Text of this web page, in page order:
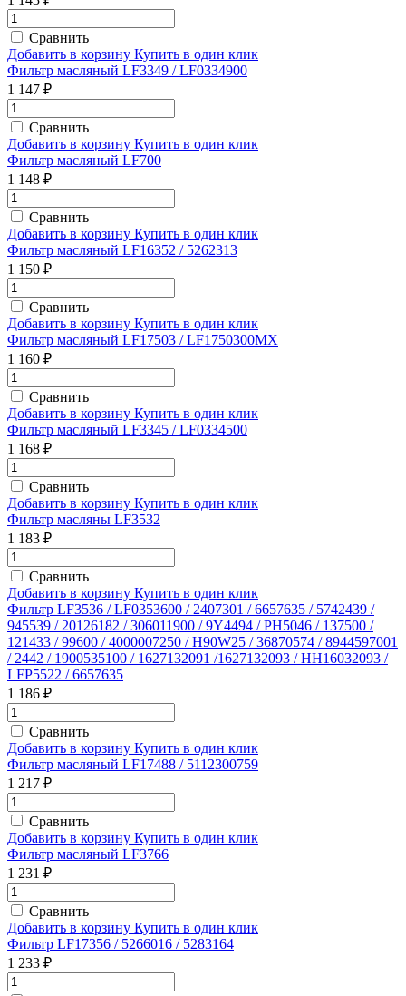
Сравнить
Добавить в корзину Купить в один клик
Фильтр масляный LF3349 / LF0334900
1 147 ₽
Сравнить
Добавить в корзину Купить в один клик
Фильтр масляный LF700
1 148 ₽
Сравнить
Добавить в корзину Купить в один клик
Фильтр масляный LF16352 / 5262313
1 150 ₽
Сравнить
Добавить в корзину Купить в один клик
Фильтр масляный LF17503 / LF1750300MX
1 160 ₽
Сравнить
Добавить в корзину Купить в один клик
Фильтр масляный LF3345 / LF0334500
1 168 ₽
Сравнить
Добавить в корзину Купить в один клик
Фильтр масляны LF3532
1 183 ₽
Сравнить
Добавить в корзину Купить в один клик
Фильтр LF3536 / LF0353600 / 2407301 / 6657635 / 5742439 /
945539 / 20126182 / 306011900 / 9Y4494 / PH5046 / 137500 /
121433 / 99600 / 4000007250 / H90W25 / 36870574 / 8944597001
/ 2442 / 1900535100 / 1627132091 /1627132093 / HH16032093 /
LFP5522 / 6657635
1 186 ₽
Сравнить
Добавить в корзину Купить в один клик
Фильтр масляный LF17488 / 5112300759
1 217 ₽
Сравнить
Добавить в корзину Купить в один клик
Фильтр масляный LF3766
1 231 ₽
Сравнить
Добавить в корзину Купить в один клик
Фильтр LF17356 / 5266016 / 5283164
1 233 ₽